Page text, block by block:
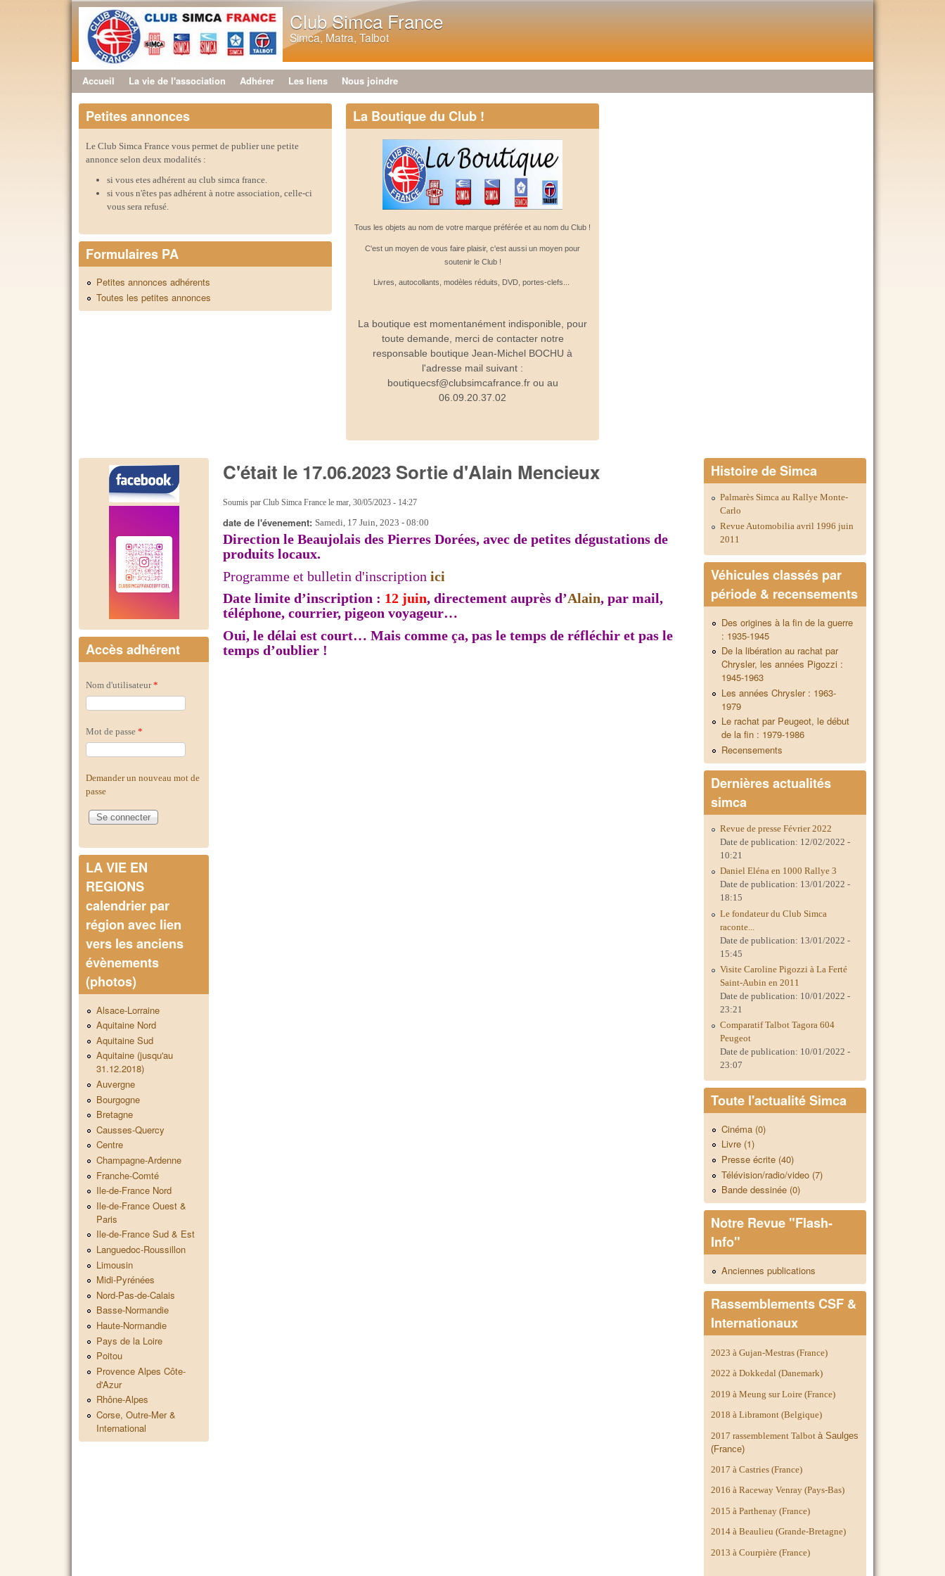
Club Simca France
Simca, Matra, Talbot
Menu principal
Accueil La vie de l'association Adhérer Les liens Nous joindre
Petites annonces
Le Club Simca France vous permet de publier une petite
annonce selon deux modalités :
si vous etes adhérent au club simca france.
si vous n'êtes pas adhérent à notre association, celle-ci
vous sera refusé.
Formulaires PA
Petites annonces adhérents
Toutes les petites annonces
La Boutique du Club !
Tous les objets au nom de votre marque préférée et au nom du Club !
C'est un moyen de vous faire plaisir, c'est aussi un moyen pour
soutenir le Club !
Livres, autocollants, modèles réduits, DVD, portes-clefs...
La boutique est momentanément indisponible, pour
toute demande, merci de contacter notre
responsable boutique Jean-Michel BOCHU à
l'adresse mail suivant :
boutiquecsf@clubsimcafrance.fr ou au
06.09.20.37.02
C'était le 17.06.2023 Sortie d'Alain Mencieux
Soumis parClub Simca France lemar, 30/05/2023 - 14:27
date de l'évenement: Samedi, 17 Juin, 2023 - 08:00
Direction le Beaujolais des Pierres Dorées, avec de petites dégustations de
produits locaux.
Programme et bulletin d'inscriptionici
Date limite d’inscription : 12 juin, directement auprès d’Alain, par mail,
téléphone, courrier, pigeon voyageur…
Oui, le délai est court… Mais comme ça, pas le temps de réfléchir et pas le
temps d’oublier !
Accès adhérent
Nom d'utilisateur*
Mot de passe *
Demander un nouveau mot de
passe
LA VIE EN
REGIONS
calendrier par
région avec lien
vers les anciens
évènements
(photos)
Alsace-Lorraine
Aquitaine Nord
Aquitaine Sud
Aquitaine (jusqu'au
31.12.2018)
Auvergne
Bourgogne
Bretagne
Causses-Quercy
Centre
Champagne-Ardenne
Franche-Comté
Ile-de-France Nord
Ile-de-France Ouest &
Paris
Ile-de-France Sud & Est
Languedoc-Roussillon
Limousin
Midi-Pyrénées
Nord-Pas-de-Calais
Basse-Normandie
Haute-Normandie
Pays de la Loire
Poitou
Provence Alpes Côte-
d'Azur
Rhône-Alpes
Corse, Outre-Mer &
International
Histoire de Simca
Palmarès Simca au Rallye Monte-
Carlo
Revue Automobilia avril 1996 juin
2011
Véhicules classés par
période & recensements
Des origines à la fin de la guerre
: 1935-1945
De la libération au rachat par
Chrysler, les années Pigozzi :
1945-1963
Les années Chrysler : 1963-
1979
Le rachat par Peugeot, le début
de la fin : 1979-1986
Recensements
Dernières actualités
simca
Revue de presse Février 2022
Date de publication: 12/02/2022 -
10:21
Daniel Eléna en 1000 Rallye 3
Date de publication: 13/01/2022 -
18:15
Le fondateur du Club Simca
raconte...
Date de publication: 13/01/2022 -
15:45
Visite Caroline Pigozzi à La Ferté
Saint-Aubin en 2011
Date de publication: 10/01/2022 -
23:21
Comparatif Talbot Tagora 604
Peugeot
Date de publication: 10/01/2022 -
23:07
Toute l'actualité Simca
Cinéma (0)
Livre (1)
Presse écrite (40)
Télévision/radio/video (7)
Bande dessinée (0)
Notre Revue "Flash-
Info"
Anciennes publications
Rassemblements CSF &
Internationaux
2023 à Gujan-Mestras (France)
2022 à Dokkedal (Danemark)
2019 à Meung sur Loire (France)
2018 à Libramont (Belgique)
2017 rassemblement Talbotà Saulges
(France)
2017 à Castries (France)
2016 à Raceway Venray (Pays-Bas)
2015 à Parthenay (France)
2014 àBeaulieu (Grande-Bretagne)
2013 à Courpière (France)